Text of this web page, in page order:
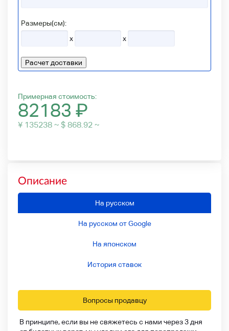
Размеры(см):
x
x
Расчет доставки
Примерная стоимость:
82183 ₽
¥ 135238 ~ $ 868.92 ~
Описание
На русском
На русском от Google
На японском
История ставок
Вопросы продавцу
В принципе, если вы не свяжетесь с нами через 3 дня